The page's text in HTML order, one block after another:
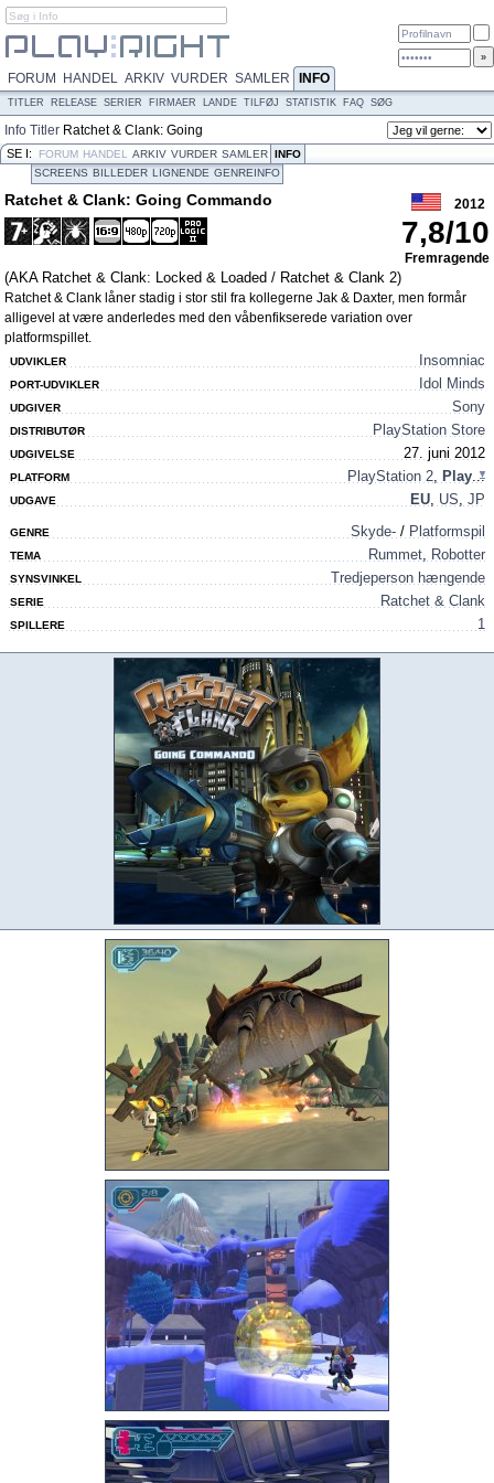
FORUM HANDEL ARKIV VURDER SAMLER INFO
TITLER RELEASE SERIER FIRMAER LANDE TILFØJ STATISTIK FAQ SØG
Info Titler Ratchet & Clank: Going
Commando
SE I: FORUM HANDEL ARKIV VURDER SAMLER INFO
SCREENS BILLEDER LIGNENDE GENREINFO
Ratchet & Clank: Going Commando 2012
7,8/10
Fremragende
(AKA Ratchet & Clank: Locked & Loaded / Ratchet & Clank 2)
Ratchet & Clank låner stadig i stor stil fra kollegerne Jak & Daxter, men formår
alligevel at være anderledes med den våbenfikserede variation over
platformspillet.
UDVIKLER Insomniac
PORT-UDVIKLER Idol Minds
UDGIVER Sony
DISTRIBUTØR PlayStation Store
UDGIVELSE 27. juni 2012
PLATFORM PlayStation 2, Play...
UDGAVE EU, US, JP
GENRE Skyde- / Platformspil
TEMA Rummet, Robotter
SYNSVINKEL Tredjeperson hængende
SERIE Ratchet & Clank
SPILLERE 1